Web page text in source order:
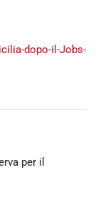
dopo-il-Jobs-
per il